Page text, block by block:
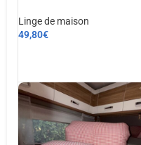
Linge de maison
49,80€